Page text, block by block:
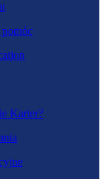
Karier?